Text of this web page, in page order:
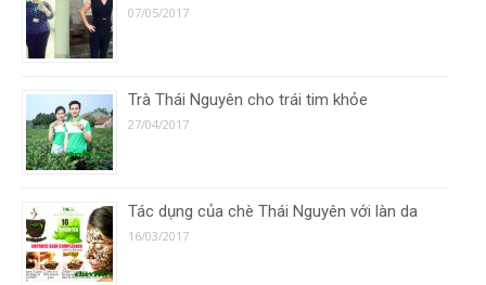
07/05/2017
Trà Thái Nguyên cho trái tim khỏe
27/04/2017
Tác dụng của chè Thái Nguyên với làn da
16/03/2017